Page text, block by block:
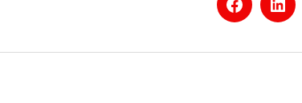
Facebook